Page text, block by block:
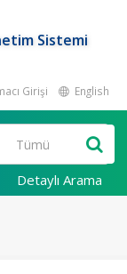
Sistemi
Girişi English
Detaylı Arama